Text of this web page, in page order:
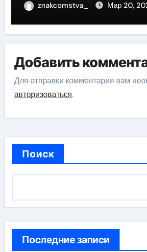
znakcomstva_ Мар 20,
Добавить
Для отправки комментария вам
авторизоваться.
Поиск
Последние записи